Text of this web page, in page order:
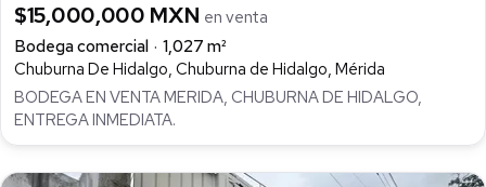
$15,000,000 MXN en venta
Bodega comercial
1,027 m²
Chuburna De Hidalgo, Chuburna de Hidalgo, Mérida
BODEGA EN VENTA MERIDA, CHUBURNA DE HIDALGO,
ENTREGA INMEDIATA.